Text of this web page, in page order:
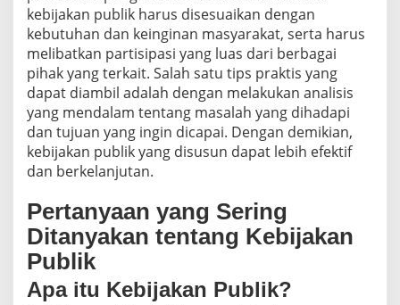
kebijakan publik harus disesuaikan dengan
kebutuhan dan keinginan masyarakat, serta harus
melibatkan partisipasi yang luas dari berbagai
pihak yang terkait. Salah satu tips praktis yang
dapat diambil adalah dengan melakukan analisis
yang mendalam tentang masalah yang dihadapi
dan tujuan yang ingin dicapai. Dengan demikian,
kebijakan publik yang disusun dapat lebih efektif
dan berkelanjutan.
Pertanyaan yang Sering
Ditanyakan tentang Kebijakan
Publik
Apa itu Kebijakan Publik?